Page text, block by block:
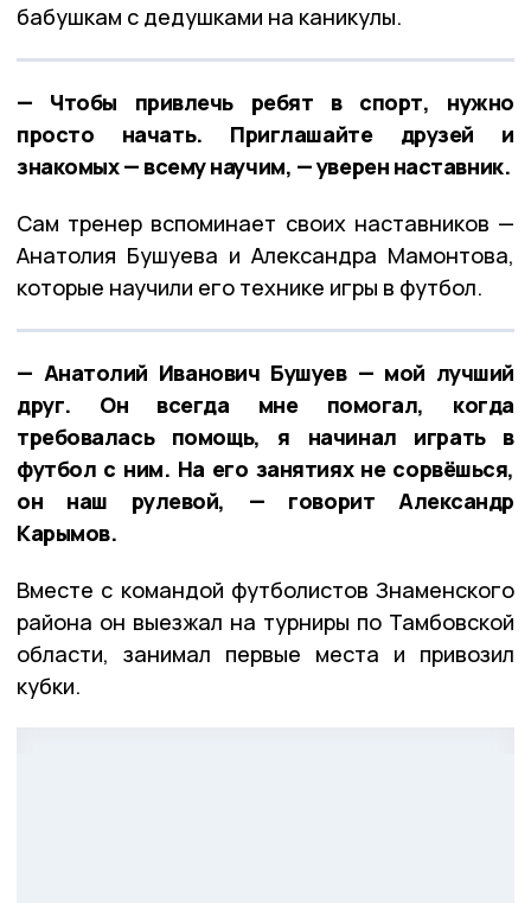
бабушкам с дедушками на каникулы.
— Чтобы привлечь ребят в спорт, нужно
просто начать. Приглашайте друзей и
знакомых — всему научим, — уверен наставник.
Сам тренер вспоминает своих наставников —
Анатолия Бушуева и Александра Мамонтова,
которые научили его технике игры в футбол.
— Анатолий Иванович Бушуев — мой лучший
друг. Он всегда мне помогал, когда
требовалась помощь, я начинал играть в
футбол с ним. На его занятиях не сорвёшься,
он наш рулевой, — говорит Александр
Карымов.
Вместе с командой футболистов Знаменского
района он выезжал на турниры по Тамбовской
области, занимал первые места и привозил
кубки.